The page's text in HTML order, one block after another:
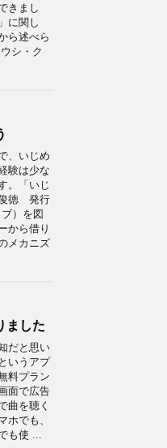
きまし
に関し
ら述べら
シ・ク
、いじめ
験は少な
。「いじ
徳 発行
）を図
から借り
メカニズ
ました
だと思い
いうアプ
料プラン
面で広告
曲を聴く
ホでも、
も使 ...